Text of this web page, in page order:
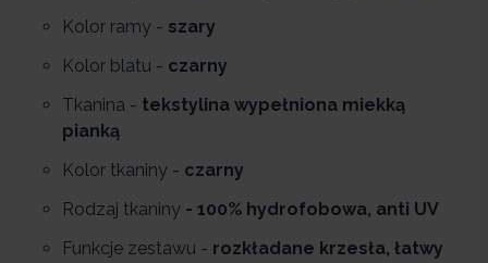
Kolor ramy - szary
Kolor blatu - czarny
Tkanina - tekstylina wypełniona miekką
pianką
Kolor tkaniny - czarny
Rodzaj tkaniny - 100% hydrofobowa, anti UV
Funkcje zestawu - rozkładane krzesła, łatwy